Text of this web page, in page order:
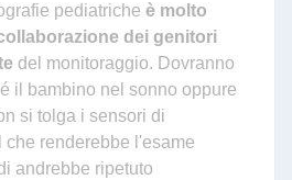
pediatriche è molto
dei genitori
del monitoraggio. Dovranno
il bambino nel sonno oppure
si tolga i sensori di
che renderebbe l'esame
andrebbe ripetuto